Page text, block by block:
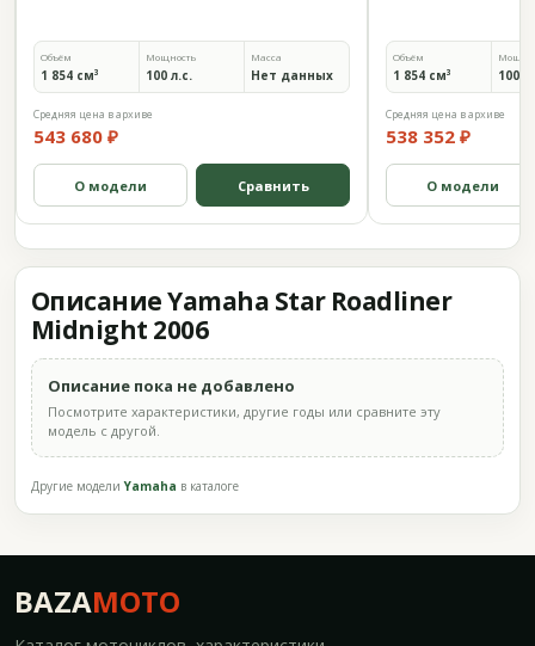
Объём
1 854 см³
Мощность
100 л.с.
Масса
Нет данных
Средняя цена в архиве
543 680 ₽
О модели Сравнить
Объём
1 854 см³ 100
Средняя цена в архиве
538 352 ₽
О модели
Описание Yamaha Star Roadliner
Midnight 2006
Описание пока не добавлено
Посмотрите характеристики, другие годы или сравните эту
модель с другой.
Другие моделиYamaha в каталоге
BAZAMOTO